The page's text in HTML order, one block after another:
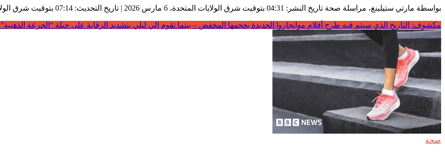
بواسطة مارتي ستيلينغ، مراسلة صحة تاريخ النشر: 04:31 بتوقيت شرق الولايات المتحدة، 6 مارس 2026 | تاريخ التحديث: 07:14 بتوقيت شرق الولايات المتحدة، 6 مارس 2026 تم تحديد موعد لإطلاق …
مكشوف: التاريخ الذي سيتم فيه طرح أقلام موانجاروا الجديدة بحجمها المخفض – بينما تقوم إلي ليلي بتشديد الرقابة على حيلة “الجرعة الذهبية”
صحة